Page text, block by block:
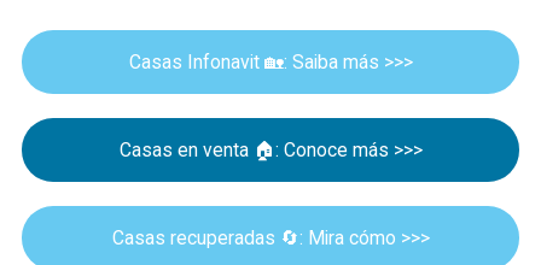
Comprar
Primera
Vivienda
Casas Infonavit 🏡: Saiba más >>>
Casas en venta 🏠: Conoce más >>>
Casas recuperadas 🔄: Mira cómo >>>